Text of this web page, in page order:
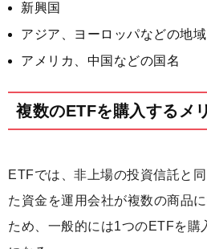
新興国
アジア、ヨーロッパなどの地域
アメリカ、中国などの国名
複数のETFを購入するメ
ETFでは、非上場の投資信託と
た資金を運用会社が複数の商品
ため、一般的には1つのETFを購